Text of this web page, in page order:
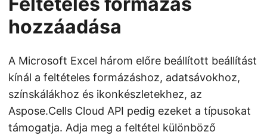
hozzáadása
A Microsoft Excel három előre beállított beállítást
kínál a feltételes formázáshoz, adatsávokhoz,
színskálákhoz és ikonkészletekhez, az
Aspose.Cells Cloud API pedig ezeket a típusokat
támogatja. Adja meg a feltétel különböző